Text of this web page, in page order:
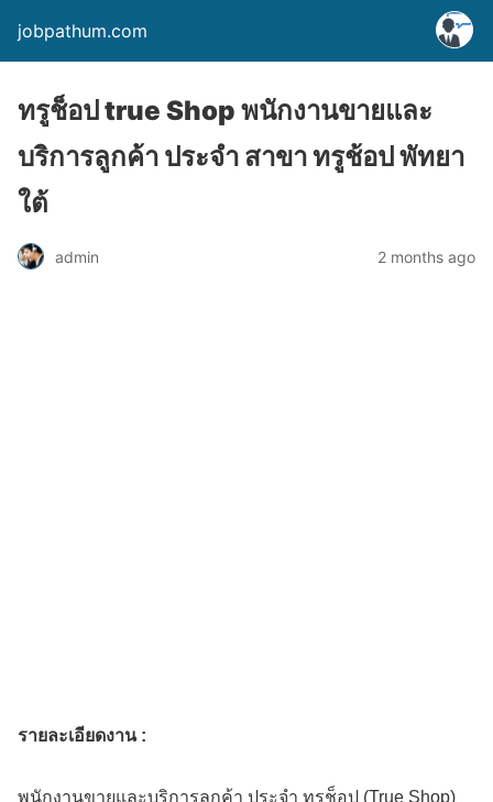
jobpathum.com
ทรูช็อป true Shop พนักงานขายและ
บริการลูกค้า ประจำ สาขา ทรูช้อป พัทยา
ใต้
admin 2 months ago
รายละเอียดงาน :
พนักงานขายและบริการลูกค้า ประจำ ทรูช็อป (True Shop)